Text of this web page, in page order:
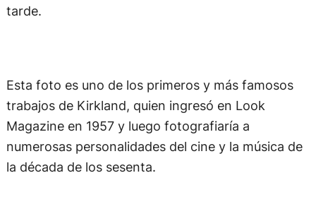
Esta foto es uno de los primeros y más famosos
trabajos de Kirkland, quien ingresó en Look
Magazine en 1957 y luego fotografiaría a
numerosas personalidades del cine y la música de
la década de los sesenta.